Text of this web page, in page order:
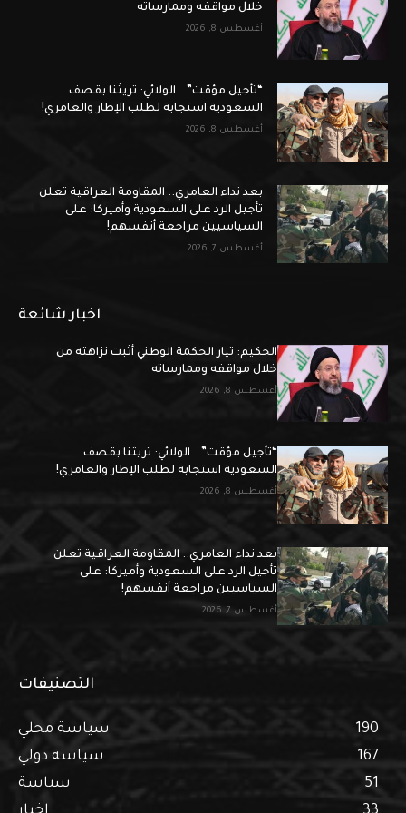
خلال مواقفه وممارساته
أغسطس 8, 2026
“تأجيل مؤقت”… الولائي: تريثنا بقصف
السعودية استجابة لطلب الإطار والعامري!
أغسطس 8, 2026
بعد نداء العامري.. المقاومة العراقية تعلن
تأجيل الرد على السعودية وأميركا: على
السياسيين مراجعة أنفسهم!
أغسطس 7, 2026
اخبار شائعة
الحكيم: تيار الحكمة الوطني أثبت نزاهته من
خلال مواقفه وممارساته
أغسطس 8, 2026
“تأجيل مؤقت”… الولائي: تريثنا بقصف
السعودية استجابة لطلب الإطار والعامري!
أغسطس 8, 2026
بعد نداء العامري.. المقاومة العراقية تعلن
تأجيل الرد على السعودية وأميركا: على
السياسيين مراجعة أنفسهم!
أغسطس 7, 2026
التصنيفات
سياسة محلي
190
سياسة دولي
167
سياسة
51